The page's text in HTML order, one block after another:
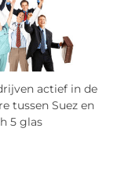
actief in de
tussen Suez en
5 glas